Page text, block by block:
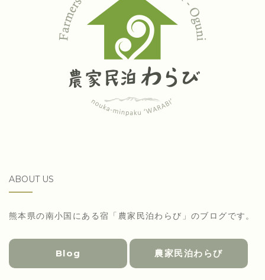
ABOUT US
熊本県の南小国にある宿「農家民泊わらび」のブログです。
Blog 農家民泊わらび